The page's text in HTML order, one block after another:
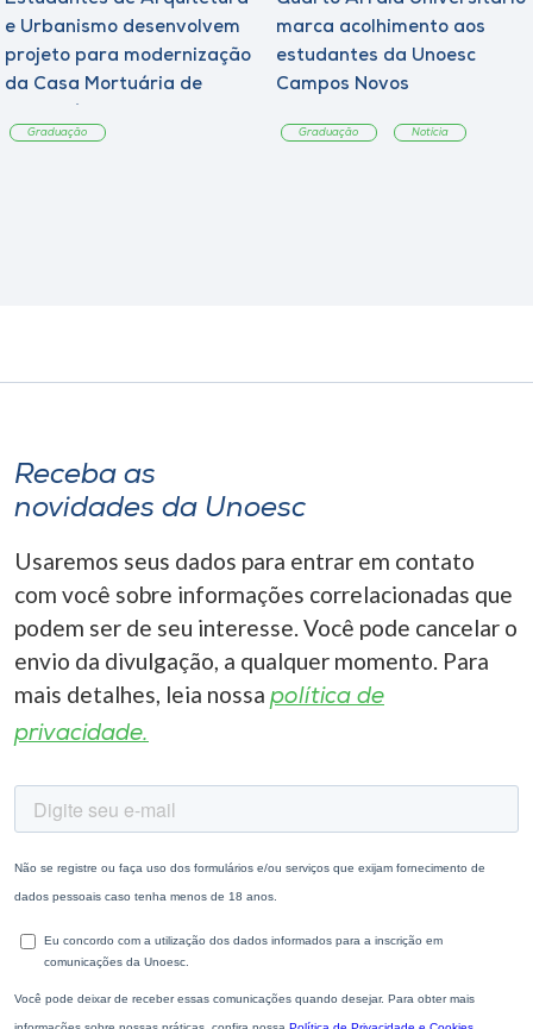
e Urbanismo desenvolvem
projeto para modernização
da Casa Mortuária de
Graduação
marca acolhimento aos
estudantes da Unoesc
Campos Novos
Graduação Notícia
Receba as
novidades da Unoesc
Usaremos seus dados para entrar em contato
com você sobre informações correlacionadas que
podem ser de seu interesse. Você pode cancelar o
envio da divulgação, a qualquer momento. Para
mais detalhes, leia nossa política de
privacidade.